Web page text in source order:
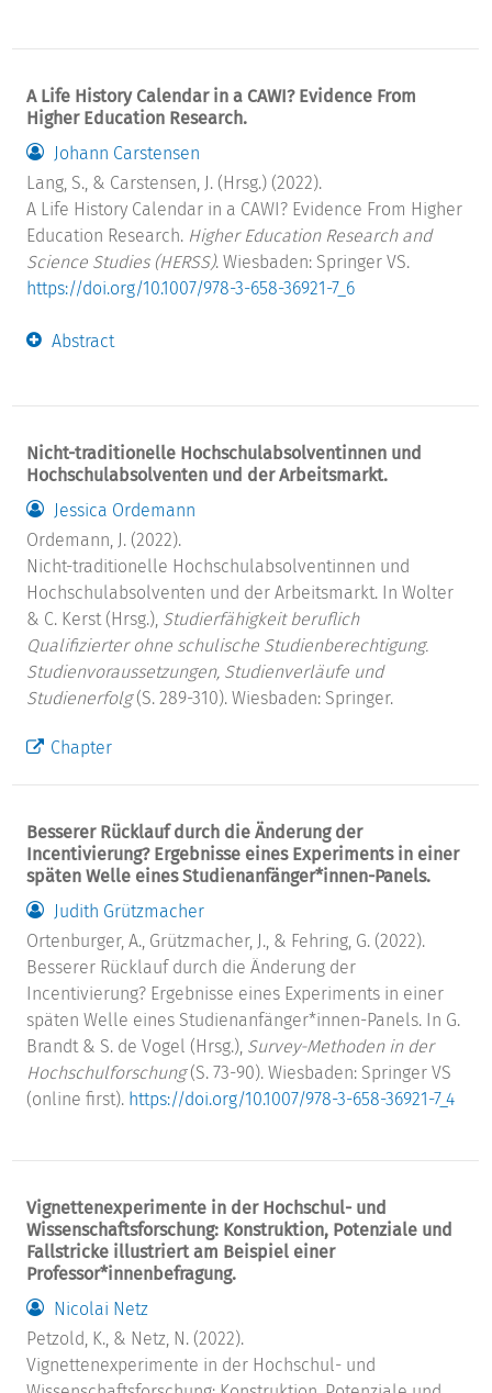
A Life History Calendar in a CAWI? Evidence From
Higher Education Research.
Johann Carstensen
Lang, S., & Carstensen, J. (Hrsg.) (2022).
A Life History Calendar in a CAWI? Evidence From Higher
Education Research. Higher Education Research and
Science Studies (HERSS). Wiesbaden: Springer VS.
https://doi.org/10.1007/978-3-658-36921-7_6
Abstract
Nicht-traditionelle Hochschulabsolventinnen und
Hochschulabsolventen und der Arbeitsmarkt.
Jessica Ordemann
Ordemann, J. (2022).
Nicht-traditionelle Hochschulabsolventinnen und
Hochschulabsolventen und der Arbeitsmarkt. In Wolter
& C. Kerst (Hrsg.), Studierfähigkeit beruflich
Qualifizierter ohne schulische Studienberechtigung.
Studienvoraussetzungen, Studienverläufe und
Studienerfolg(S. 289-310). Wiesbaden: Springer.
Chapter
Besserer Rücklauf durch die Änderung der
Incentivierung? Ergebnisse eines Experiments in einer
späten Welle eines Studienanfänger*innen-Panels.
Judith Grützmacher
Ortenburger, A., Grützmacher, J., & Fehring, G. (2022).
Besserer Rücklauf durch die Änderung der
Incentivierung? Ergebnisse eines Experiments in einer
späten Welle eines Studienanfänger*innen-Panels. In G.
Brandt & S. de Vogel (Hrsg.), Survey-Methoden in der
Hochschulforschung(S. 73-90). Wiesbaden: Springer VS
(online first). https://doi.org/10.1007/978-3-658-36921-7_4
Vignettenexperimente in der Hochschul- und
Wissenschaftsforschung: Konstruktion, Potenziale und
Fallstricke illustriert am Beispiel einer
Professor*innenbefragung.
Nicolai Netz
Petzold, K., & Netz, N. (2022).
Vignettenexperimente in der Hochschul- und